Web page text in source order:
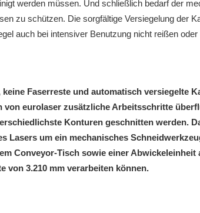
werden müssen. Und schließlich bedarf der
zu schützen. Die sorgfältige Versiegelung der
auch bei intensiver Benutzung nicht reißen
Faserreste und automatisch versiegelte
eurolaser zusätzliche Arbeitsschritte
Konturen geschnitten werden.
um ein mechanisches
Conveyor-Tisch sowie einer
von 3.210 mm verarbeiten können.